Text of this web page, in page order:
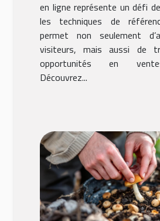
en ligne représente un défi
les techniques de
permet non seulement
visiteurs, mais aussi de
opportunités en
Découvrez...